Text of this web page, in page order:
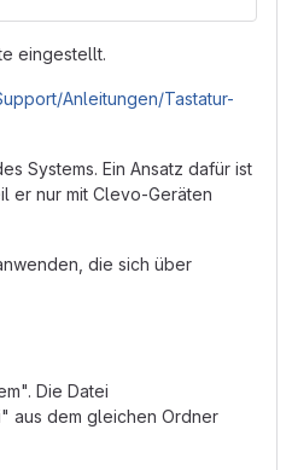
eingestellt.
Anleitungen/Tastatur-
Systems. Ein Ansatz dafür ist
er nur mit Clevo-Geräten
die sich über
Die Datei
aus dem gleichen Ordner